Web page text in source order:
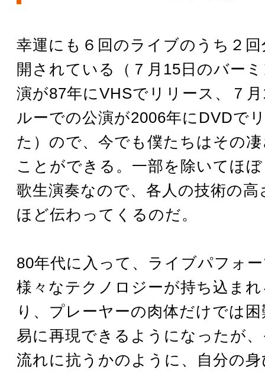
幸運にも６回のライブのうち２
開されている（７月15日のバー
演が87年にVHSでリリース、７
ルーでの公演が2006年にDVDで
た）ので、今でも僕たちはその
ことができる。一部を除いてほ
歌生演奏なので、各人の技術の
ほど伝わってくるのだ。
80年代に入って、ライブパフォ
様々なテクノロジーが持ち込ま
り、プレーヤーの肉体だけでは
易に再現できるようになったが
流れに抗うかのように、自分の